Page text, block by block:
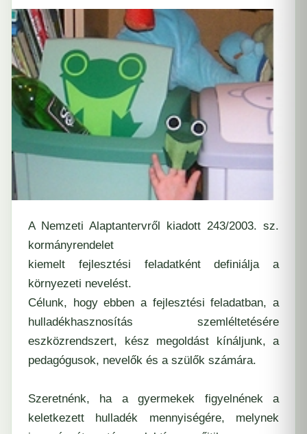
A Nemzeti Alaptantervről kiadott 243/2003. sz.
kormányrendelet
kiemelt fejlesztési feladatként definiálja a
környezeti nevelést.
Célunk, hogy ebben a fejlesztési feladatban, a
hulladékhasznosítás szemléltetésére
eszközrendszert, kész megoldást kínáljunk, a
pedagógusok, nevelők és a szülők számára.
Szeretnénk, ha a gyermekek figyelnének a
keletkezett hulladék mennyiségére, melynek